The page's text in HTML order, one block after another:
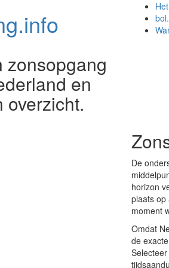
info
zonsopgang
en
overzicht.
De
horizon
plaats op
moment
Omdat
de